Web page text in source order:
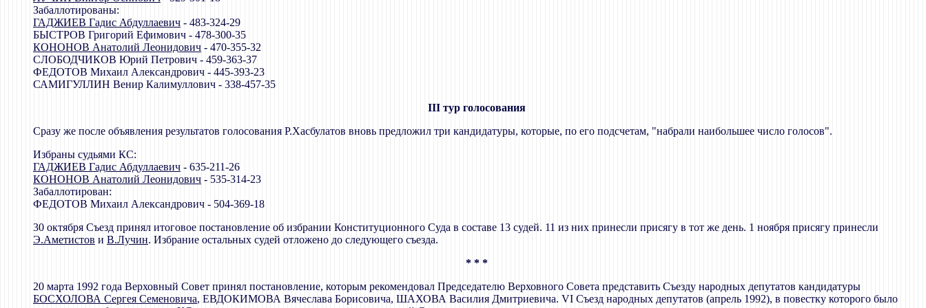
Забаллотированы:
ГАДЖИЕВ Гадис Абдуллаевич - 483-324-29
БЫСТРОВ Григорий Ефимович - 478-300-35
КОНОНОВ Анатолий Леонидович - 470-355-32
СЛОБОДЧИКОВ Юрий Петрович - 459-363-37
ФЕДОТОВ Михаил Александрович - 445-393-23
САМИГУЛЛИН Венир Калимуллович - 338-457-35
III тур голосования
Сразу же после объявления результатов голосования Р.Хасбулатов вновь предложил три кандидатуры, которые, по его подсчетам, "набрали наибольшее число голосов".
Избраны судьями КС:
ГАДЖИЕВ Гадис Абдуллаевич - 635-211-26
КОНОНОВ Анатолий Леонидович - 535-314-23
Забаллотирован:
ФЕДОТОВ Михаил Александрович - 504-369-18
30 октября Съезд принял итоговое постановление об избрании Конституционного Суда в составе 13 судей. 11 из них принесли присягу в тот же день. 1 ноября присягу принесли
Э.Аметистов и В.Лучин. Избрание остальных судей отложено до следующего съезда.
* * *
20 марта 1992 года Верховный Совет принял постановление, которым рекомендовал Председателю Верховного Совета представить Съезду народных депутатов кандидатуры
БОСХОЛОВА Сергея Семеновича, ЕВДОКИМОВА Вячеслава Борисовича, ШАХОВА Василия Дмитриевича. VI Съезд народных депутатов (апрель 1992), в повестку которого было